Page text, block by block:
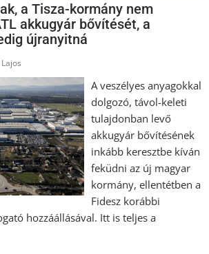
a Tisza-kormány nem
akkugyár bővítését, a
újranyitná
A veszélyes anyagokkal
dolgozó, távol-keleti
tulajdonban levő
akkugyár bővítésének
inkább keresztbe kíván
feküdni az új magyar
kormány, ellentétben a
Fidesz korábbi
hozzáállásával. Itt is teljes a